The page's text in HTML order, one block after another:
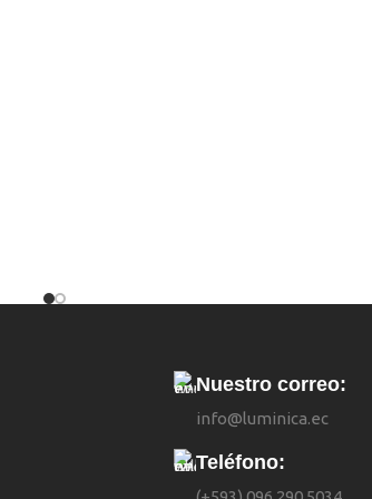
Nuestro correo:
info@luminica.ec
Teléfono: